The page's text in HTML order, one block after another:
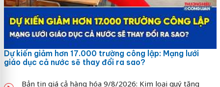
Dự kiến giảm hơn 17.000 trường công lập: Mạng lưới
giáo dục cả nước sẽ thay đổi ra sao?
Bản tin giá cả hàng hóa 9/8/2026: Kim loại quý tăng